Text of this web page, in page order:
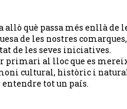
què passa més enllà de
de les nostres
de les seves iniciatives.
primari al lloc que es
cultural, històric i
tot un país.